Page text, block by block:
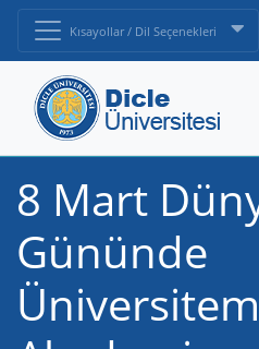
Kısayollar / Dil Seçenekleri
8 Mart
Gününde